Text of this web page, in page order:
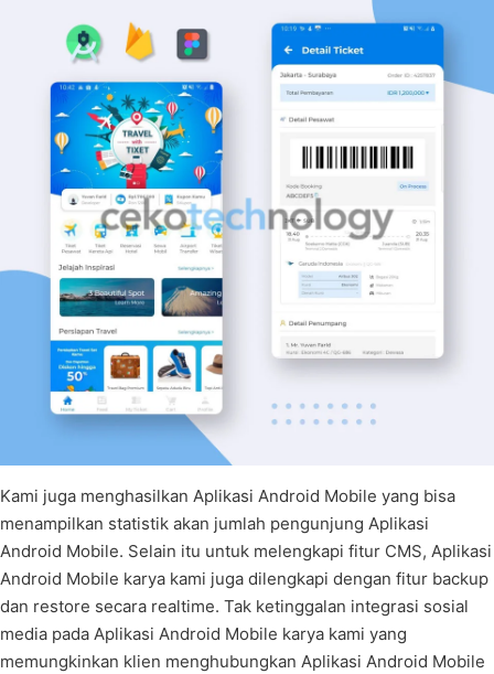
Kami juga menghasilkan Aplikasi Android Mobile yang bisa
menampilkan statistik akan jumlah pengunjung Aplikasi
Android Mobile. Selain itu untuk melengkapi fitur CMS, Aplikasi
Android Mobile karya kami juga dilengkapi dengan fitur backup
dan restore secara realtime. Tak ketinggalan integrasi sosial
media pada Aplikasi Android Mobile karya kami yang
memungkinkan klien menghubungkan Aplikasi Android Mobile